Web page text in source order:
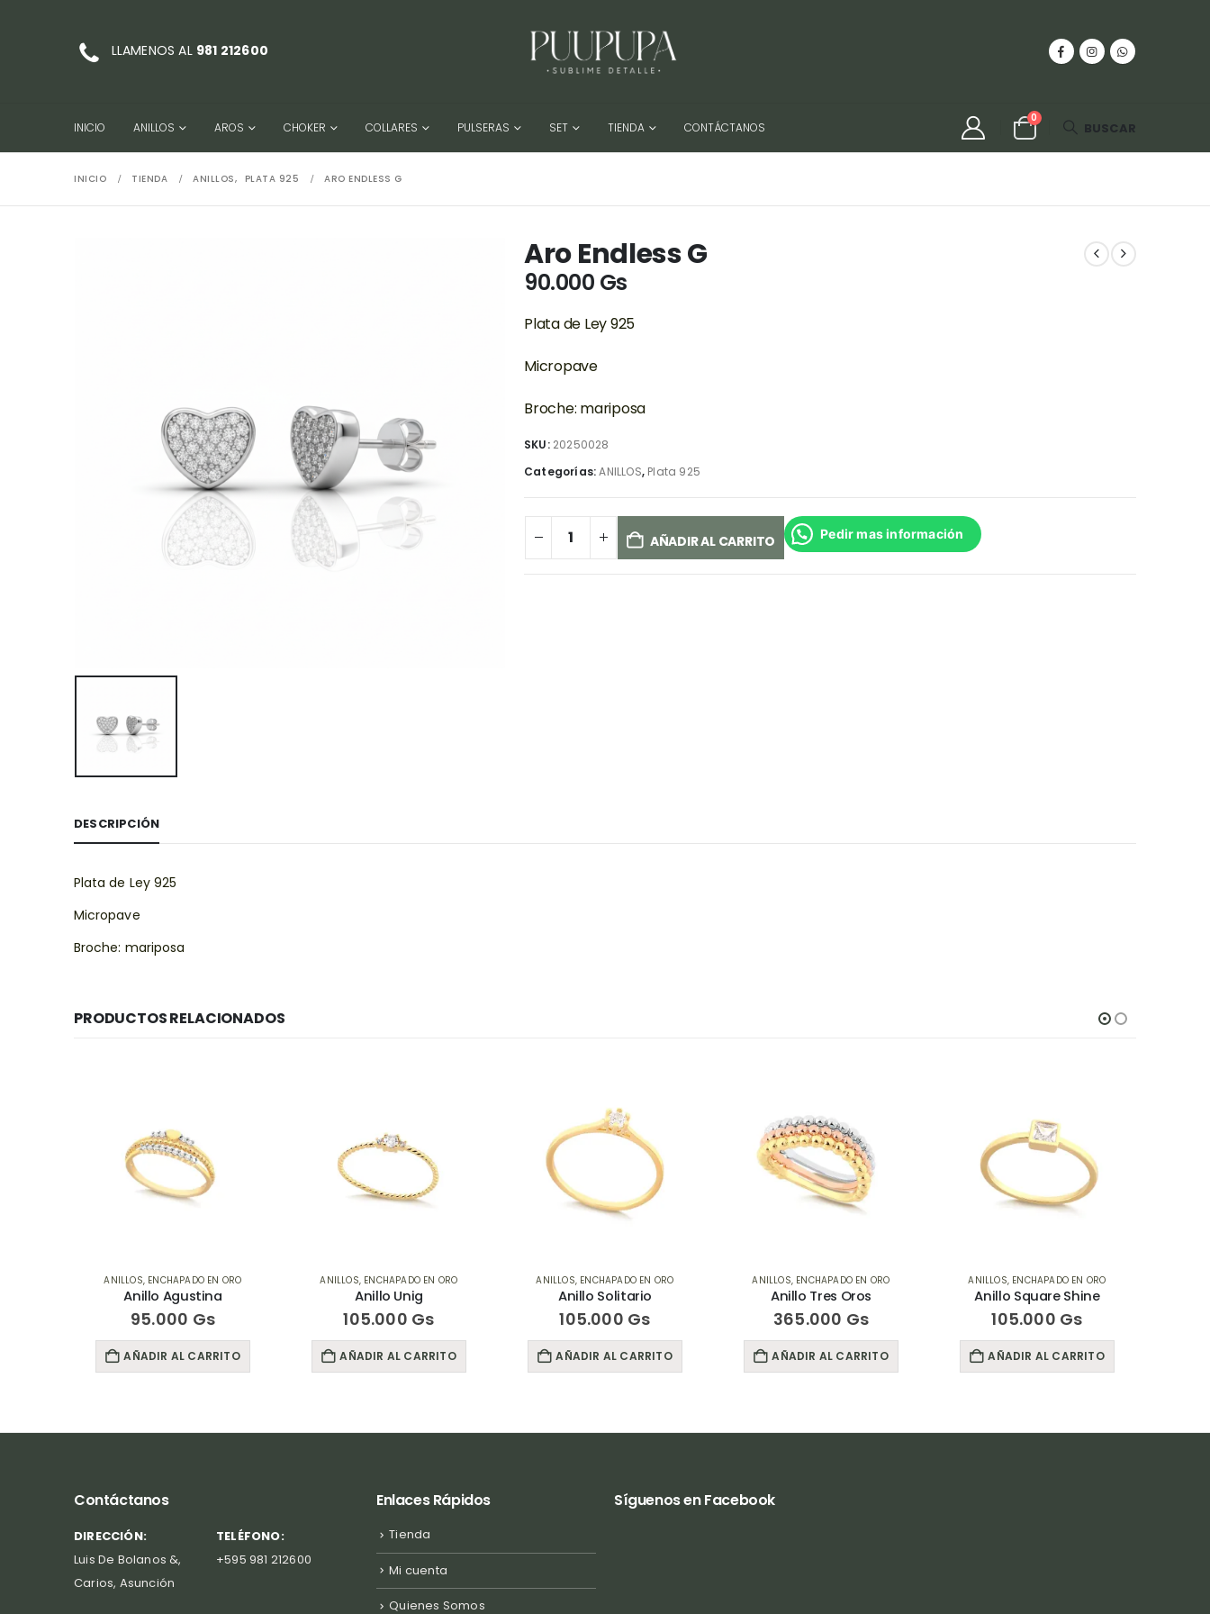
LLAMENOS AL 981 212600
INICIO ANILLOS AROS CHOKER COLLARES PULSERAS SET TIENDA CONTÁCTANOS
0
BUSCAR
INICIO TIENDA ANILLOS, PLATA 925 ARO ENDLESS G
Aro Endless G
90.000 Gs
Plata de Ley 925
Micropave
Broche: mariposa
SKU: 20250028
Categorías:ANILLOS, Plata 925
AÑADIR AL CARRITO Pedir mas información
DESCRIPCIÓN
Plata de Ley 925
Micropave
Broche: mariposa
PRODUCTOS RELACIONADOS
ANILLOS, ENCHAPADO EN ORO
Anillo Agustina
95.000 Gs
AÑADIR AL CARRITO
ANILLOS, ENCHAPADO EN ORO
Anillo Unig
105.000 Gs
AÑADIR AL CARRITO
ANILLOS, ENCHAPADO EN ORO
Anillo Solitario
105.000 Gs
AÑADIR AL CARRITO
ANILLOS, ENCHAPADO EN ORO
Anillo Tres Oros
365.000 Gs
AÑADIR AL CARRITO
ANILLOS, ENCHAPADO EN ORO
Anillo Square Shine
105.000 Gs
AÑADIR AL CARRITO
Contáctanos
DIRECCIÓN:
Luis De Bolanos &,
Carios, Asunción
TELÉFONO:
+595 981 212600
Enlaces Rápidos
Tienda
Mi cuenta
Quienes Somos
Síguenos en Facebook